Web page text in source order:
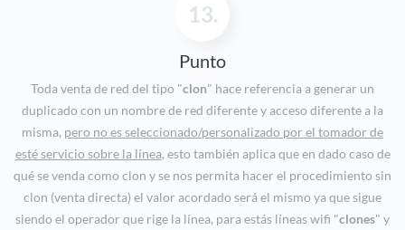
13.
Punto
Toda venta de red del tipo "clon" hace referencia a generar un
duplicado con un nombre de red diferente y acceso diferente a la
misma, pero no es seleccionado/personalizado por el tomador de
esté servicio sobre la línea, esto también aplica que en dado caso de
qué se venda como clon y se nos permita hacer el procedimiento sin
clon (venta directa) el valor acordado será el mismo ya que sigue
siendo el operador que rige la línea, para estás líneas wifi "clones" y